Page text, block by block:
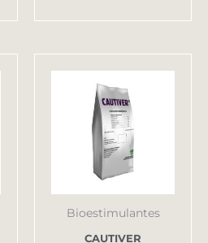
Bioestimulantes
CAUTIVER